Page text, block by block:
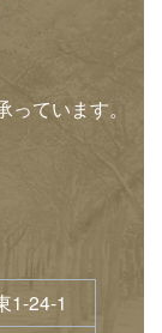
ています。
1-24-1